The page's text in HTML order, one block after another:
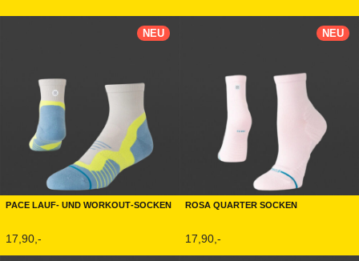
NEU
Pace Lauf- und Workout-Socken
17,90,-
NEU
Rosa Quarter Socken
17,90,-